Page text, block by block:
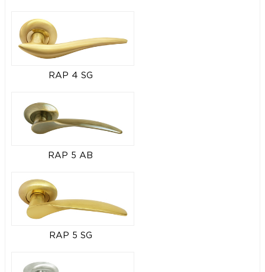
RAP 4 SG
RAP 5 AB
RAP 5 SG